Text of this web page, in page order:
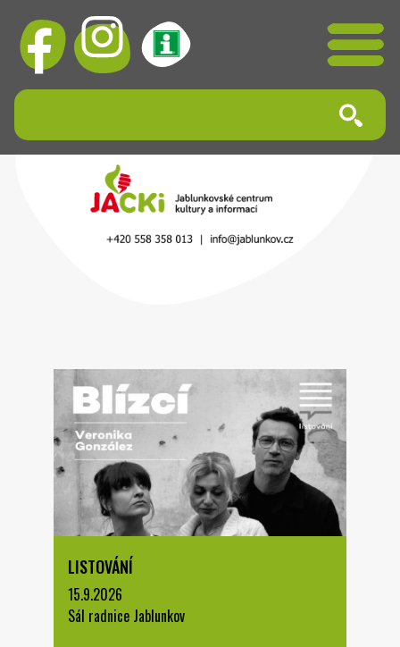
LISTOVÁNÍ
15.9.2026
Sál radnice Jablunkov